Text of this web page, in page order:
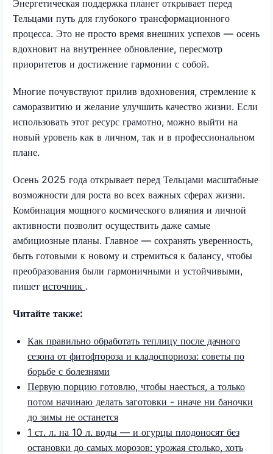
Энергетическая поддержка планет открывает перед
Тельцами путь для глубокого трансформационного
процесса. Это не просто время внешних успехов — осень
вдохновит на внутреннее обновление, пересмотр
приоритетов и достижение гармонии с собой.
Многие почувствуют прилив вдохновения, стремление к
саморазвитию и желание улучшить качество жизни. Если
использовать этот ресурс грамотно, можно выйти на
новый уровень как в личном, так и в профессиональном
плане.
Осень 2025 года открывает перед Тельцами масштабные
возможности для роста во всех важных сферах жизни.
Комбинация мощного космического влияния и личной
активности позволит осуществить даже самые
амбициозные планы. Главное — сохранять уверенность,
быть готовыми к новому и стремиться к балансу, чтобы
преобразования были гармоничными и устойчивыми,
пишет источник .
Читайте также:
Как правильно обработать теплицу после дачного
сезона от фитофтороза и кладоспориоза: советы по
борьбе с болезнями
Первую порцию готовлю, чтобы наесться, а только
потом начинаю делать заготовки - иначе ни баночки
до зимы не останется
1 ст. л. на 10 л. воды — и огурцы плодоносят без
остановки до самых морозов: урожая столько, хоть